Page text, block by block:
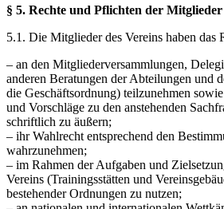
§ 5. Rechte und Pflichten der Mitglieder
5.1. Die Mitglieder des Vereins haben das
– an den Mitgliederversammlungen,
anderen Beratungen der Abteilungen und
die Geschäftsordnung) teilzunehmen
und Vorschläge zu den anstehenden
schriftlich zu äußern;
– ihr Wahlrecht entsprechend den
wahrzunehmen;
– im Rahmen der Aufgaben und
Vereins (Trainingsstätten und
bestehender Ordnungen zu nutzen;